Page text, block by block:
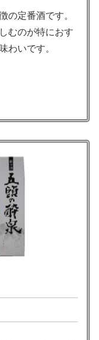
の定番酒です。
むのが特におす
わいです。